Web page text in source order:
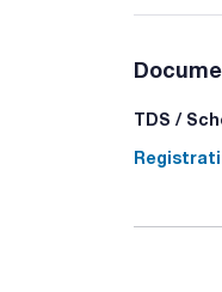
TDS /